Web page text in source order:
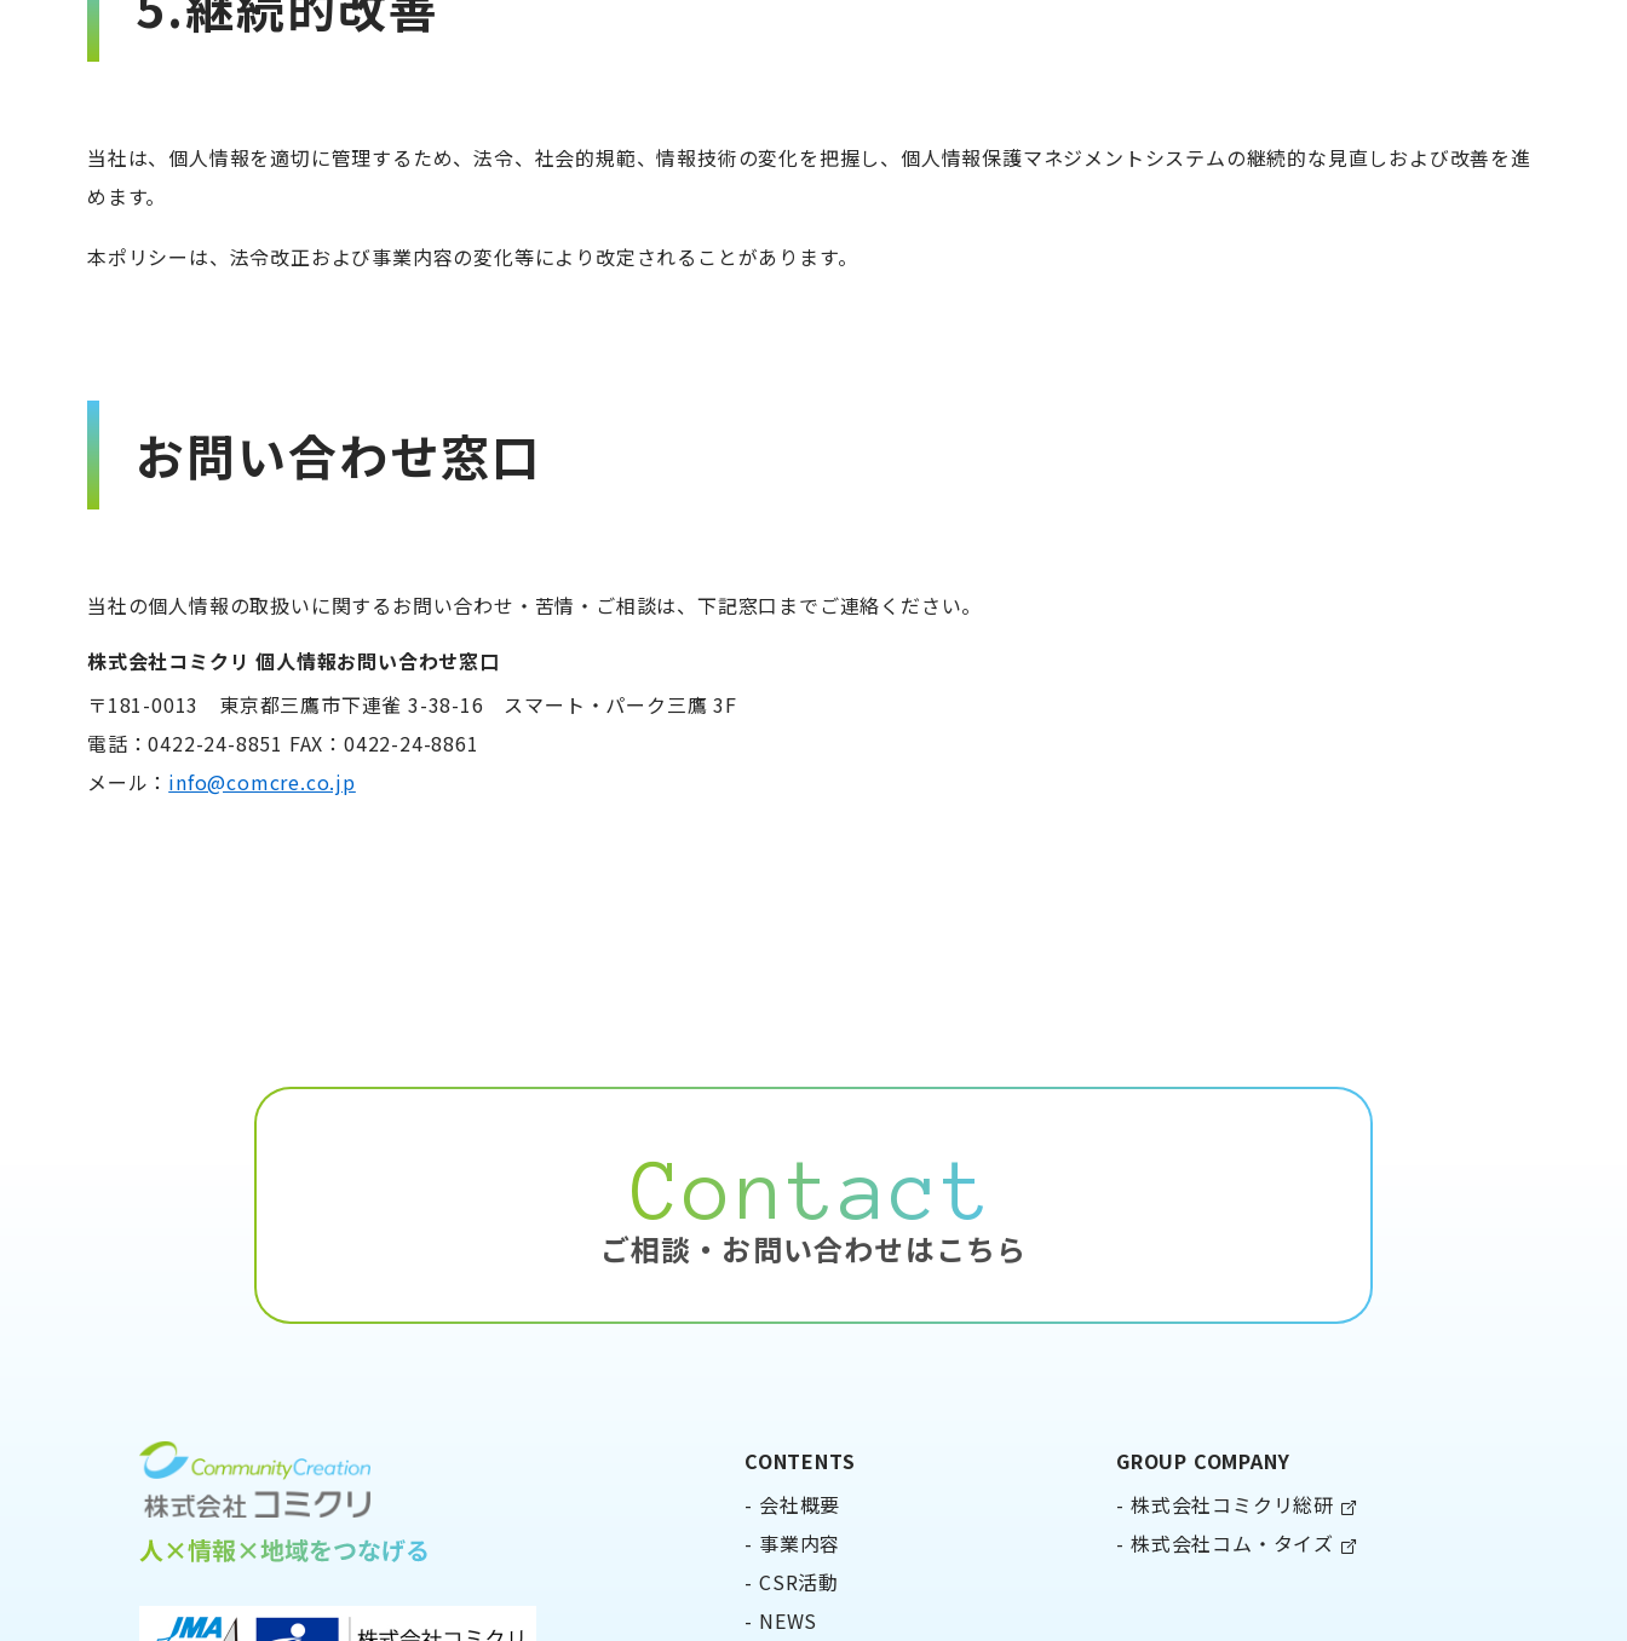
当社は、個人情報を適切に管理するため、法令、社会的規範、情報技術の変化を把握し、個人情報保護マネジメントシステムの継続的な見直しおよび改善を進
めます。
本ポリシーは、法令改正および事業内容の変化等により改定されることがあります。
お問い合わせ窓口
当社の個人情報の取扱いに関するお問い合わせ・苦情・ご相談は、下記窓口までご連絡ください。
株式会社コミクリ 個人情報お問い合わせ窓口
〒181-0013 東京都三鷹市下連雀 3-38-16 スマート・パーク三鷹 3F
電話：0422-24-8851 FAX：0422-24-8861
メール： info@comcre.co.jp
Contact
ご相談・お問い合わせはこちら
CONTENTS
会社概要
事業内容
CSR活動
NEWS
GROUP COMPANY
株式会社コミクリ総研
株式会社コム・タイズ